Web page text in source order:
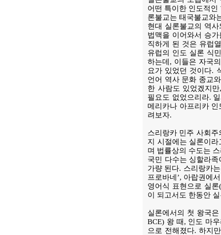
어떤 특이한 인도적
론불교는 태국불교와
현대 실론불교의 역
법맥을 이어와서 승
직하게 된 것은 유럽
유럽의 인도 실론 식
하는데, 이들은 자국
요가 있었던 것이다.
언어 역사 문화 종교
한 사람도 있었겠지
필요도 없었으리라.
메리카나 아프리카
려보자.
스리랑카 민주 사회주
지 시절에는 실론이
며 법률상의 수도는
국민 다수는 싱할라
가량 된다. 스리랑카
프로바네’, 아랍권에
영어식 표현으로 실
이 되고서도 한동안
실론에서의 첫 왕국
BCE) 왕 때, 인도 마
으로 전해졌다. 하지